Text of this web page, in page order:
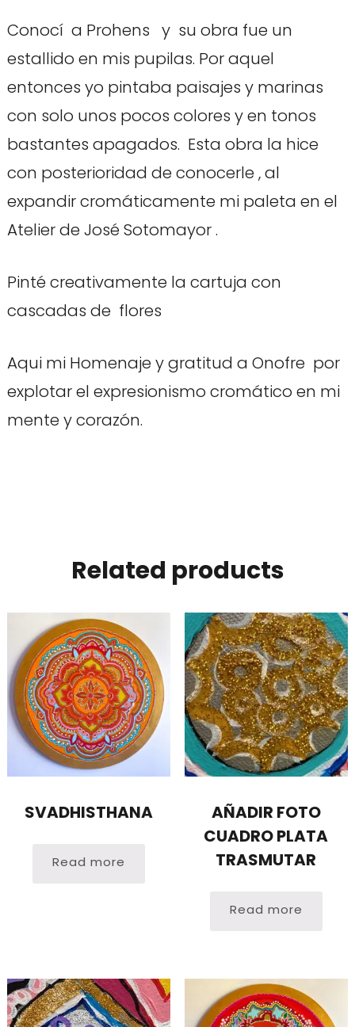
Conocí a Prohens y su obra fue un
estallido en mis pupilas. Por aquel
entonces yo pintaba paisajes y marinas
con solo unos pocos colores y en tonos
bastantes apagados. Esta obra la hice
con posterioridad de conocerle , al
expandir cromáticamente mi paleta en el
Atelier de José Sotomayor .
Pinté creativamente la cartuja con
cascadas de flores
Aqui mi Homenaje y gratitud a Onofre por
explotar el expresionismo cromático en mi
mente y corazón.
Related products
SVADHISTHANA
Read more
AÑADIR FOTO
CUADRO PLATA
TRASMUTAR
Read more